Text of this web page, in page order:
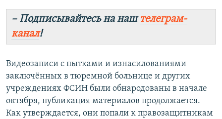
– Подписывайтесь на наштелеграм-
канал!
Видеозаписи с пытками и изнасилованиями
заключённых в тюремной больнице и других
учреждениях ФСИН были обнародованы в начале
октября, публикация материалов продолжается.
Как утверждается, они попали к правозащитникам